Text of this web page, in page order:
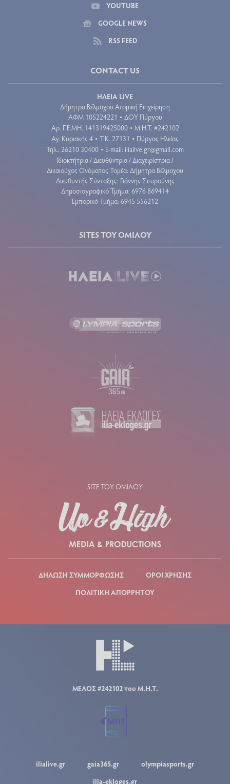
YOUTUBE
GOOGLE NEWS
RSS FEED
CONTACT US
ΗΛΕΙΑ LIVE
Δήμητρα Βέλμαχου Ατομική Επιχείρηση
ΑΦΜ 105224221 • ΔΟΥ Πύργου
Aρ. Γ.Ε.ΜΗ. 141319425000 • Μ.Η.Τ. #242102
Αγ. Κυριακής 4 • Τ.Κ. 27131 • Πύργος Ηλείας
Τηλ.: 26210 30400 • E-mail: ilialive.gr@gmail.com
Ιδιοκτήτρια / Διευθύντρια / Διαχειρίστρια /
Δικαιούχος Ονόματος Τομέα: Δήμητρα Βέλμαχου
Διευθυντής Σύνταξης: Γιάννης Σπυρούνης
Δημοσιογραφικό Τμήμα: 6976 869414
Εμπορικό Τμήμα: 6945 556212
SITES ΤΟΥ ΟΜΙΛΟΥ
SITE ΤΟΥ ΟΜΙΛΟΥ
ΔΗΛΩΣΗ ΣΥΜΜΟΡΦΩΣΗΣ
ΟΡΟΙ ΧΡΗΣΗΣ
ΠΟΛΙΤΙΚΗ ΑΠΟΡΡΗΤΟΥ
ΜΕΛΟΣ #242102 του Μ.Η.Τ.
ilialive.gr gaia365.gr
olympiasports.gr
ilia-ekloges.gr